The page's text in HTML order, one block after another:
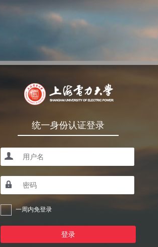
统一身份认证登录
一周内免登录
登录